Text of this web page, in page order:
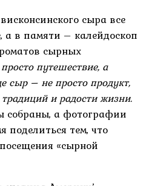
сыра все
в памяти – калейдоскоп
сырных
путешествие, а
сыр – не просто продукт,
и радости жизни.
собраны, а фотографии
поделиться тем, что
«сырной